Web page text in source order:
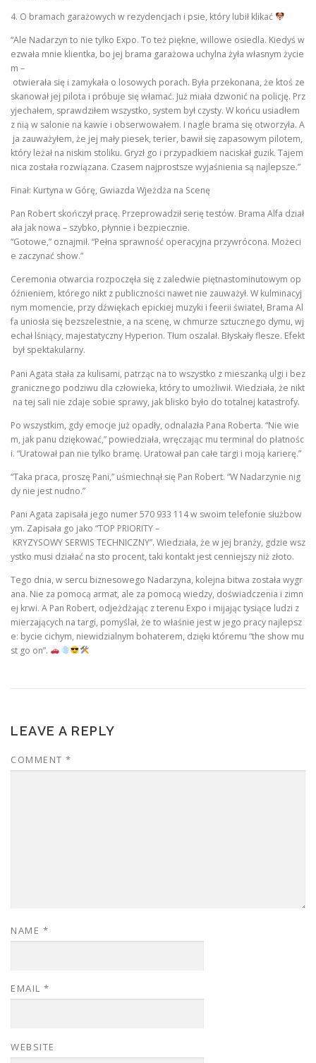
4. O bramach garażowych w rezydencjach i psie, który lubił klikać
“Ale Nadarzyn to nie tylko Expo. To też piękne, willowe osiedla. Kiedyś w
ezwała mnie klientka, bo jej brama garażowa uchylna żyła własnym życie
m –
otwierała się i zamykała o losowych porach. Była przekonana, że ktoś ze
skanował jej pilota i próbuje się włamać. Już miała dzwonić na policję. Prz
yjechałem, sprawdziłem wszystko, system był czysty. W końcu usiadłem
z nią w salonie na kawie i obserwowałem. I nagle brama się otworzyła. A
ja zauważyłem, że jej mały piesek, terier, bawił się zapasowym pilotem,
który leżał na niskim stoliku. Gryzł go i przypadkiem naciskał guzik. Tajem
nica została rozwiązana. Czasem najprostsze wyjaśnienia są najlepsze.”
Finał: Kurtyna w Górę, Gwiazda Wjeżdża na Scenę
Pan Robert skończył pracę. Przeprowadził serię testów. Brama Alfa dział
ała jak nowa – szybko, płynnie i bezpiecznie.
“Gotowe,” oznajmił. “Pełna sprawność operacyjna przywrócona. Możeci
e zaczynać show.”
Ceremonia otwarcia rozpoczęła się z zaledwie piętnastominutowym op
óźnieniem, którego nikt z publiczności nawet nie zauważył. W kulminacyj
nym momencie, przy dźwiękach epickiej muzyki i feerii świateł, Brama Al
fa uniosła się bezszelestnie, a na scenę, w chmurze sztucznego dymu, wj
echał lśniący, majestatyczny Hyperion. Tłum oszalał. Błyskały flesze. Efekt
był spektakularny.
Pani Agata stała za kulisami, patrząc na to wszystko z mieszanką ulgi i bez
granicznego podziwu dla człowieka, który to umożliwił. Wiedziała, że nikt
na tej sali nie zdaje sobie sprawy, jak blisko było do totalnej katastrofy.
Po wszystkim, gdy emocje już opadły, odnalazła Pana Roberta. “Nie wie
m, jak panu dziękować,” powiedziała, wręczając mu terminal do płatnośc
i. “Uratował pan nie tylko bramę. Uratował pan całe targi i moją karierę.”
“Taka praca, proszę Pani,” uśmiechnął się Pan Robert. “W Nadarzynie nig
dy nie jest nudno.”
Pani Agata zapisała jego numer 570 933 114 w swoim telefonie służbow
ym. Zapisała go jako “TOP PRIORITY –
KRYZYSOWY SERWIS TECHNICZNY”. Wiedziała, że w jej branży, gdzie wsz
ystko musi działać na sto procent, taki kontakt jest cenniejszy niż złoto.
Tego dnia, w sercu biznesowego Nadarzyna, kolejna bitwa została wygr
ana. Nie za pomocą armat, ale za pomocą wiedzy, doświadczenia i zimn
ej krwi. A Pan Robert, odjeżdżając z terenu Expo i mijając tysiące ludzi z
mierzających na targi, pomyślał, że to właśnie jest w jego pracy najlepsz
e: bycie cichym, niewidzialnym bohaterem, dzięki któremu “the show mu
st go on”.
LEAVE A REPLY
COMMENT *
NAME *
EMAIL *
WEBSITE